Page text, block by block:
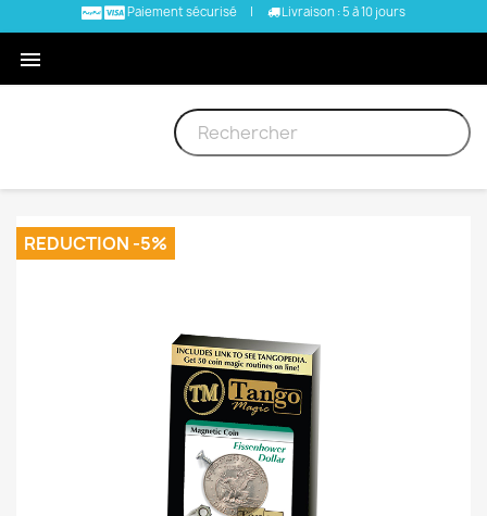
Paiement sécurisé | Livraison : 5 à 10 jours

REDUCTION -5%